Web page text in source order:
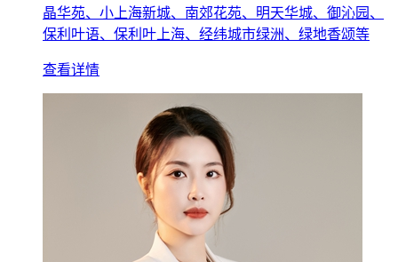
晶华苑、小上海新城、南郊花苑、明天华城、御沁园、
保利叶语、保利叶上海、经纬城市绿洲、绿地香颂等
查看详情